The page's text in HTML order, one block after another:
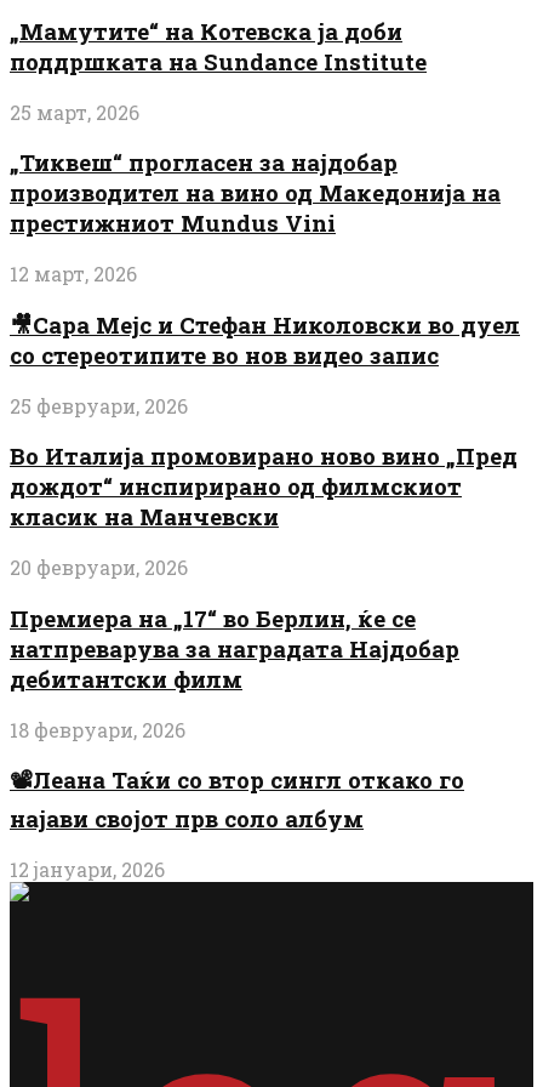
„Мамутите“ на Котевска ја доби
поддршката на Sundance Institute
25 март, 2026
„Тиквеш“ прогласен за најдобар
производител на вино од Македонија на
престижниот Mundus Vini
12 март, 2026
🎥Сара Мејс и Стефан Николовски во дуел
со стереотипите во нов видео запис
25 февруари, 2026
Во Италија промовирано ново вино „Пред
дождот“ инспирирано од филмскиот
класик на Манчевски
20 февруари, 2026
Премиера на „17“ во Берлин, ќе се
натпреварува за наградата Најдобар
дебитантски филм
18 февруари, 2026
📽️Леана Таќи со втор сингл откако го
најави својот прв соло албум
12 јануари, 2026